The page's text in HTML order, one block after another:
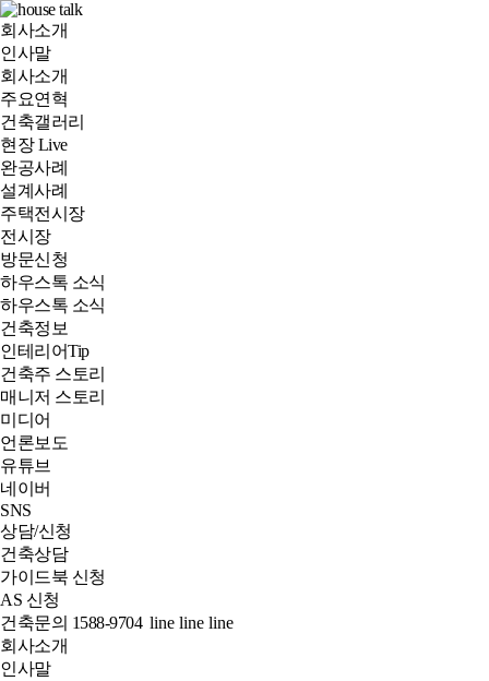
회사소개
인사말
회사소개
주요연혁
건축갤러리
현장 Live
완공사례
설계사례
주택전시장
전시장
방문신청
하우스톡 소식
하우스톡 소식
건축정보
인테리어Tip
건축주 스토리
매니저 스토리
미디어
언론보도
유튜브
네이버
SNS
상담/신청
건축상담
가이드북 신청
AS 신청
건축문의 1588-9704 line line line
회사소개
인사말